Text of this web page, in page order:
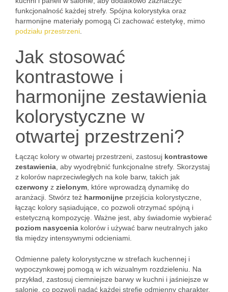
funkcjonalność każdej strefy. Spójna kolorystyka oraz
harmonijne materiały pomogą Ci zachować estetykę, mimo
podziału przestrzeni
Jak stosować
kontrastowe i
harmonijne zestawienia
kolorystyczne w
otwartej przestrzeni?
Łącząc kolory w otwartej przestrzeni, zastosuj kontrastowe
zestawienia , aby wyodrębnić funkcjonalne strefy. Skorzystaj
z kolorów naprzeciwległych na kole barw, takich jak
czerwony z zielonym , które wprowadzą dynamikę do
aranżacji. Stwórz też harmonijne przejścia kolorystyczne,
łącząc kolory sąsiadujące, co pozwoli otrzymać spójną i
estetyczną kompozycję. Ważne jest, aby świadomie wybierać
poziom nasycenia kolorów i używać barw neutralnych jako
tła między intensywnymi odcieniami.
Odmienne palety kolorystyczne w strefach kuchennej i
wypoczynkowej pomogą w ich wizualnym rozdzieleniu. Na
przykład, zastosuj ciemniejsze barwy w kuchni i jaśniejsze w
salonie, co pozwoli nadać każdej strefie odmienny charakter.